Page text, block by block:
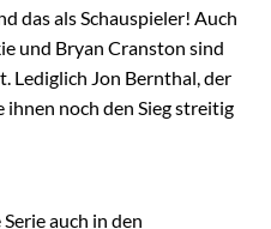
das als Schauspieler! Auch
und Bryan Cranston sind
Lediglich Jon Bernthal, der
noch den Sieg streitig
auch in den